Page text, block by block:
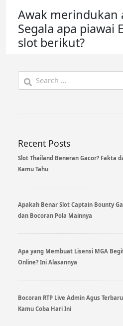
Awak merindukan
Segala apa piawai
slot berikut?
Search
for:
Recent Posts
Slot Thailand Beneran Gacor? Fakta
Kamu Tahu
Apakah Benar Slot Captain Bounty
dan Bocoran Pola Mainnya
Apa yang Membuat Lisensi MGA
Online? Ini Alasannya
Bocoran RTP Live Admin Agus
Kamu Coba Hari Ini